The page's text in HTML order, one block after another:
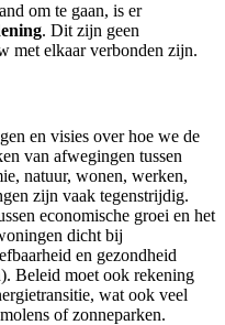
om te gaan, is er
. Dit zijn geen
met elkaar verbonden zijn.
en visies over hoe we de
van afwegingen tussen
natuur, wonen, werken,
zijn vaak tegenstrijdig.
economische groei en het
dicht bij
en gezondheid
Beleid moet ook rekening
wat ook veel
of zonneparken.